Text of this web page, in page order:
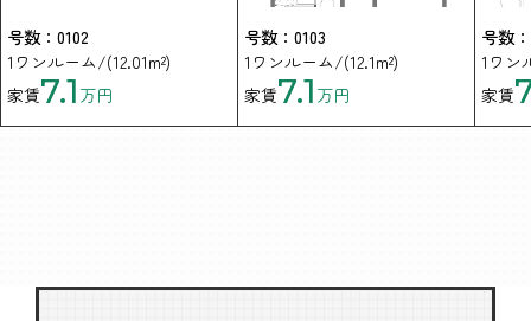
号数：0102
1ワンルーム/(12.01m²)
家賃7.1 万円
号数：0103
1ワンルーム/(12.1m²)
家賃7.1 万円
号数
1ワン
家賃